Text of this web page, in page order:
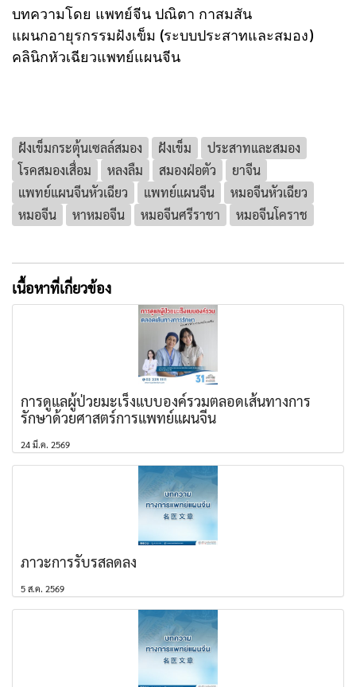
บทความโดย แพทย์จีน ปณิตา กาสมสัน
แผนกอายุรกรรมฝังเข็ม (ระบบประสาทและสมอง)
คลินิกหัวเฉียวแพทย์แผนจีน
ฝังเข็มกระตุ้นเซลล์สมอง ฝังเข็ม
ประสาทและสมอง
โรคสมองเสื่อม
หลงลืม สมองฝ่อตัว
ยาจีน
แพทย์แผนจีนหัวเฉียว
แพทย์แผนจีน
หมอจีนหัวเฉียว
หมอจีน
หาหมอจีน หมอจีนศรีราชา หมอจีนโคราช
เนื้อหาที่เกี่ยวข้อง
การดูแลผู้ป่วยมะเร็งแบบองค์รวมตลอดเส้นทางการ
รักษาด้วยศาสตร์การแพทย์แผนจีน
24 มี.ค. 2569
ภาวะการรับรสลดลง
5 ส.ค. 2569